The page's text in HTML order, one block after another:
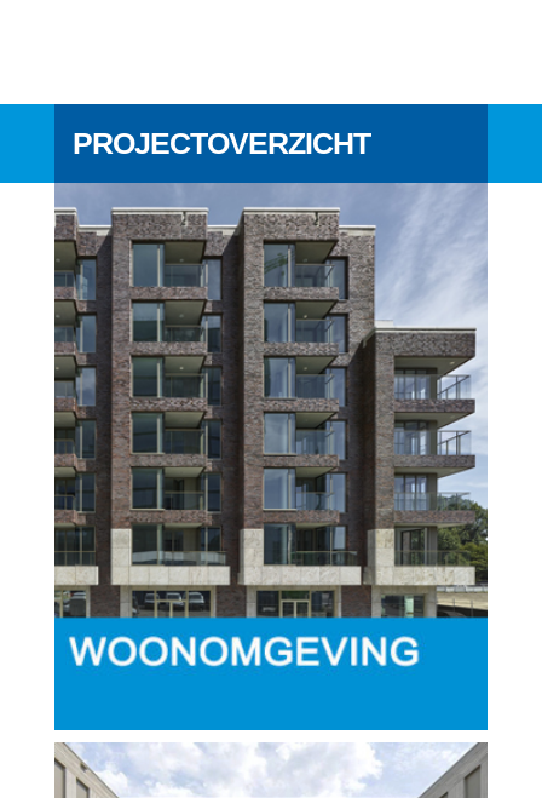
PROJECTOVERZICHT